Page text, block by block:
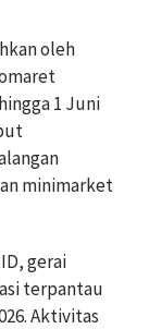
oleh
1 Juni
minimarket
gerai
terpantau
Aktivitas